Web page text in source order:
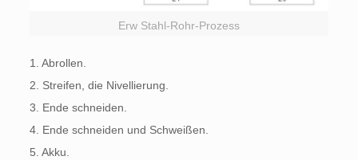
Erw Stahl-Rohr-Prozess
1. Abrollen.
2. Streifen, die Nivellierung.
3. Ende schneiden.
4. Ende schneiden und Schweißen.
5. Akku.